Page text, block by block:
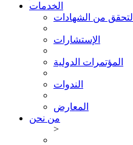
الخدمات
التحقق من الشهادات
الإستشارات
المؤتمرات الدولية
الندوات
المعارض
من نحن
>